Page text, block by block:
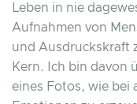
Leben in nie
Aufnahmen von
und Ausdruckskraft
Kern. Ich bin davon
eines Fotos, wie bei